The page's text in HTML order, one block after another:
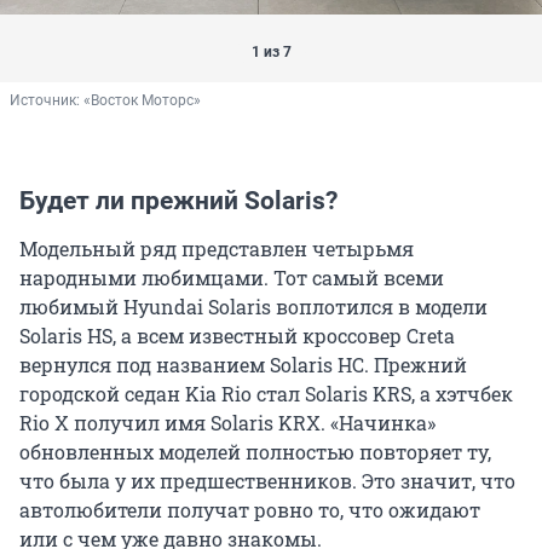
1 из 7
Источник: «Восток Моторс»
Будет ли прежний Solaris?
Модельный ряд представлен четырьмя
народными любимцами. Тот самый всеми
любимый Hyundai Solaris воплотился в модели
Solaris HS, а всем известный кроссовер Creta
вернулся под названием Solaris HC. Прежний
городской седан Kia Rio стал Solaris KRS, а хэтчбек
Rio X получил имя Solaris KRX. «Начинка»
обновленных моделей полностью повторяет ту,
что была у их предшественников. Это значит, что
автолюбители получат ровно то, что ожидают
или с чем уже давно знакомы.